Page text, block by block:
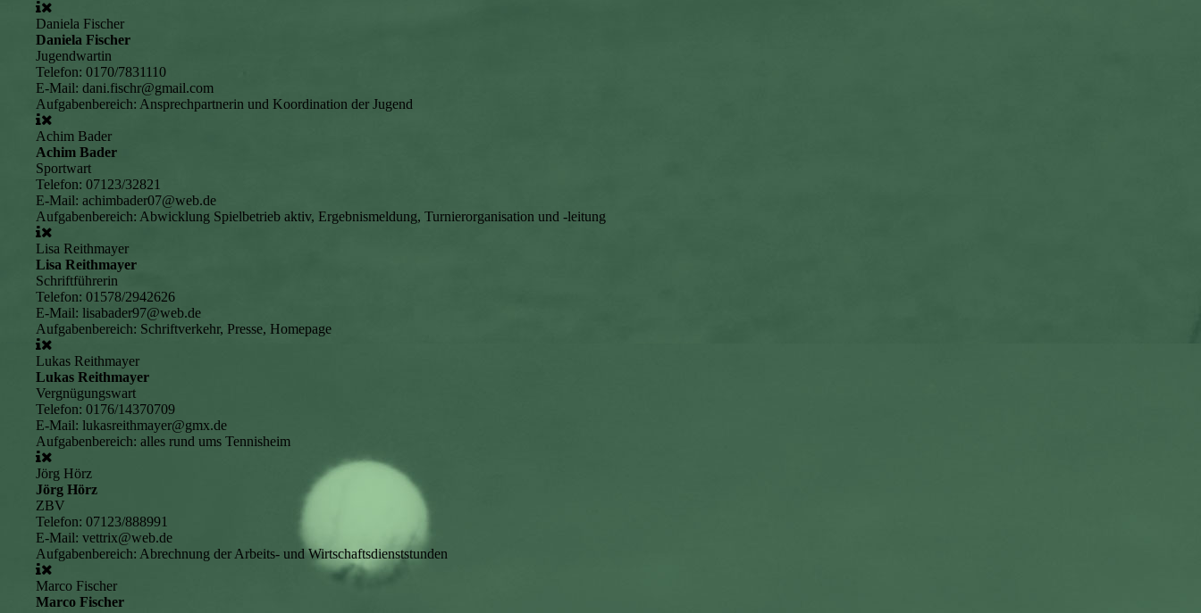
Daniela Fischer
Daniela Fischer
Jugendwartin
Telefon: 0170/7831110
E-Mail: dani.fischr@gmail.com
Aufgabenbereich: Ansprechpartnerin und Koordination der Jugend
Achim Bader
Achim Bader
Sportwart
Telefon: 07123/32821
E-Mail: achimbader07@web.de
Aufgabenbereich: Abwicklung Spielbetrieb aktiv, Ergebnismeldung, Turnierorganisation und -leitung
Lisa Reithmayer
Lisa Reithmayer
Schriftführerin
Telefon: 01578/2942626
E-Mail: lisabader97@web.de
Aufgabenbereich: Schriftverkehr, Presse, Homepage
Lukas Reithmayer
Lukas Reithmayer
Vergnügungswart
Telefon: 0176/14370709
E-Mail: lukasreithmayer@gmx.de
Aufgabenbereich: alles rund ums Tennisheim
Jörg Hörz
Jörg Hörz
ZBV
Telefon: 07123/888991
E-Mail: vettrix@web.de
Aufgabenbereich: Abrechnung der Arbeits- und Wirtschaftsdienststunden
Marco Fischer
Marco Fischer